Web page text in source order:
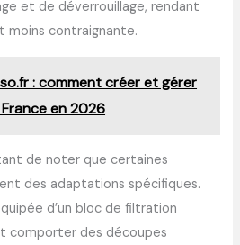
et de déverrouillage, rendant
moins contraignante.
: comment créer et gérer
en 2026
de noter que certaines
des adaptations spécifiques.
d’un bloc de filtration
comporter des découpes